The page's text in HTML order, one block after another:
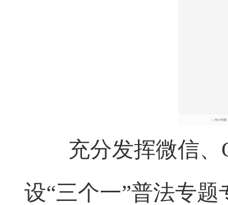
充分发挥微信、
设“三个一”普法专